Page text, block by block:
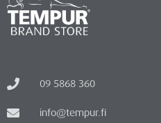
09 5868 360
info@tempur.fi